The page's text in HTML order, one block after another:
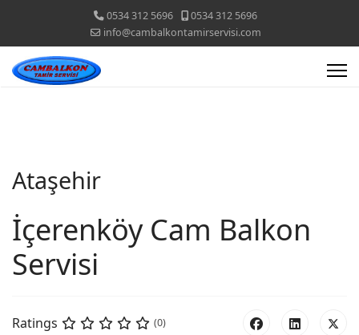
0534 312 5696
0534 312 5696
info@cambalkontamirservisi.com
Ataşehir
İçerenköy Cam Balkon
Servisi
Ratings (0)